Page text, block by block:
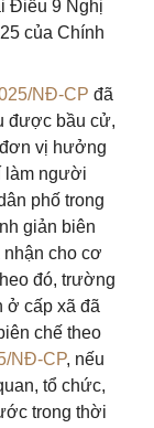
Điều 9 Nghị
của Chính
NĐ-CP đã
được bầu cử,
vị hưởng
làm người
phố trong
giản biên
nhận cho cơ
đó, trường
ở cấp xã đã
chế theo
NĐ-CP, nếu
tổ chức,
trong thời